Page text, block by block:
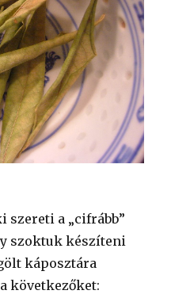
a „cifrább”
szoktuk készíteni
káposztára
következőket: